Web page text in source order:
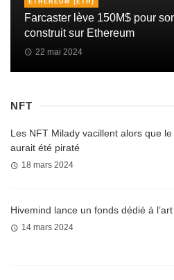
ETHEREUM (ETH)
Farcaster lève 150M$ pour
construit sur Ethereum
22 mai 2024
NFT
Les NFT Milady vacillent alors que
aurait été piraté
18 mars 2024
Hivemind lance un fonds dédié à
14 mars 2024